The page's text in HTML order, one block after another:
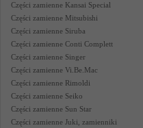
Części zamienne Kansai Special
Części zamienne Mitsubishi
Części zamienne Siruba
Części zamienne Conti Complett
Części zamienne Singer
Części zamienne Vi.Be.Mac
Części zamienne Rimoldi
Części zamienne Seiko
Części zamienne Sun Star
Części zamienne Juki, zamienniki